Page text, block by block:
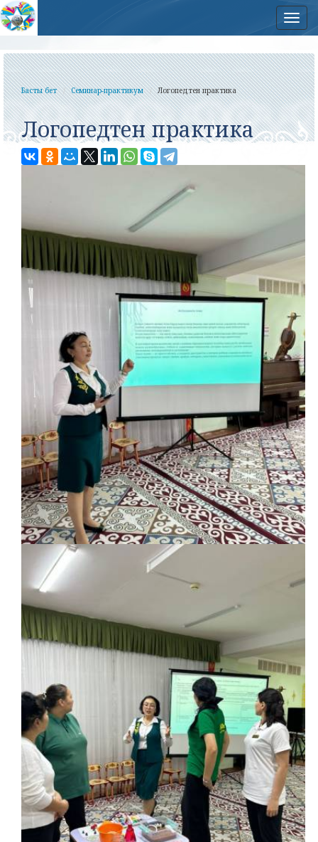
Басты бет Семинар-практикум Логопедтен практика
Логопедтен практика